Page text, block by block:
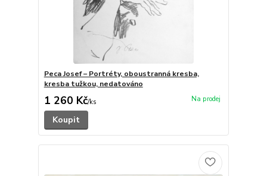
Peca Josef – Portréty, oboustranná kresba,
kresba tužkou, nedatováno
1 260 Kč/ks
Koupit